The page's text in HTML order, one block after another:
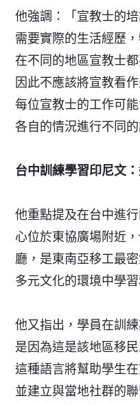
他強調：「宣教士的
需要實際的生活經歷
在不同的地區宣教士
因此不應該將宣教看
每位宣教士的工作可
各自的情況進行不同的
台中訓練學習印尼文
他重點提及在台中進
心位於東協廣場附近
廳，是東南亞移工最
多元文化的環境中學習
他又指出，學員在訓
是因為這是該地區移
這種語言將幫助學生
並建立與當地社群的